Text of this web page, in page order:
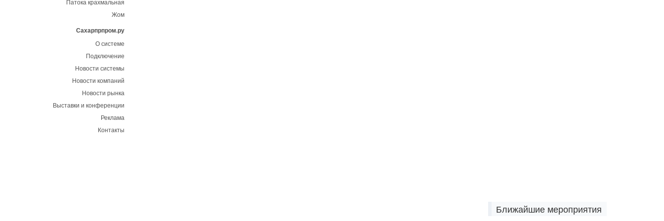
Жом
Сахарпрпром.ру
О системе
Подключение
Новости системы
Новости компаний
Новости рынка
Выставки и конференции
Реклама
Контакты
Ближайшие мероприятия